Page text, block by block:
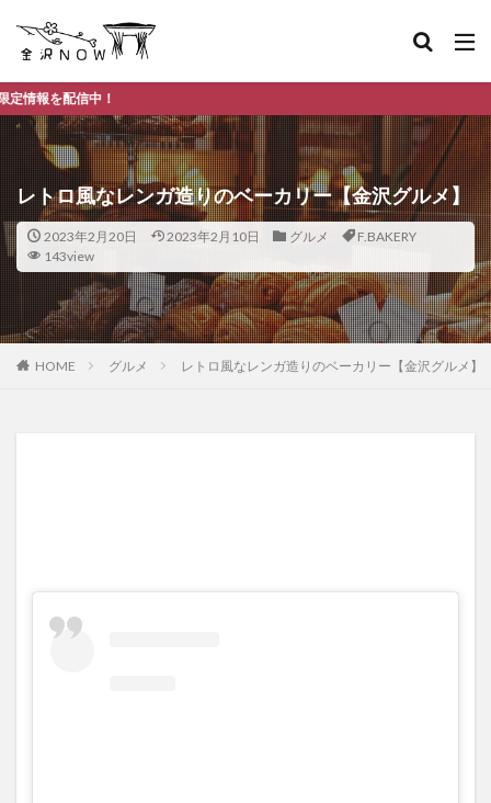
レトロ風なレンガ造りのベーカリー【金沢グルメ】
2023年2月20日 2023年2月10日 グルメ
F.BAKERY
143view
HOME グルメ レトロ風なレンガ造りのベーカリー【金沢グルメ】